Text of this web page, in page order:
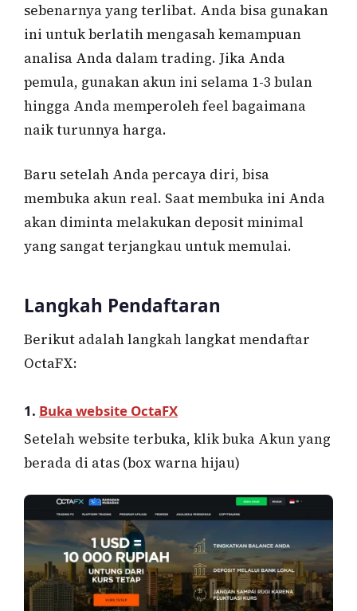
sebenarnya yang terlibat. Anda bisa gunakan
ini untuk berlatih mengasah kemampuan
analisa Anda dalam trading. Jika Anda
pemula, gunakan akun ini selama 1-3 bulan
hingga Anda memperoleh feel bagaimana
naik turunnya harga.
Baru setelah Anda percaya diri, bisa
membuka akun real. Saat membuka ini Anda
akan diminta melakukan deposit minimal
yang sangat terjangkau untuk memulai.
Langkah Pendaftaran
Berikut adalah langkah langkat mendaftar
OctaFX:
1. Buka website OctaFX
Setelah website terbuka, klik buka Akun yang
berada di atas (box warna hijau)